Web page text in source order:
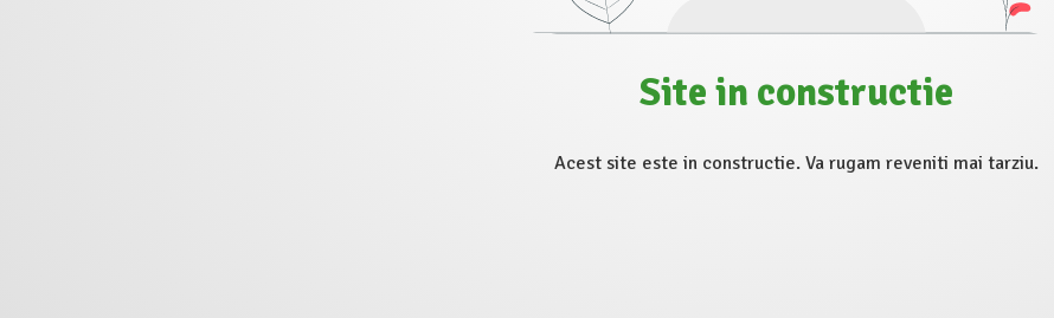
Site in constructie
Acest site este in constructie. Va rugam reveniti mai tarziu.